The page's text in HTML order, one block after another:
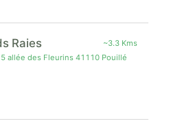
Raies
~3.3 Kms
allée des Fleurins 41110 Pouillé